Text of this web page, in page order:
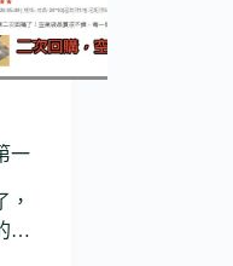
一
，
…